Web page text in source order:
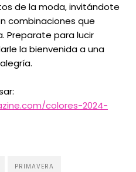
de la moda, invitándote
combinaciones que
Preparate para lucir
la bienvenida a una
colores-2024-
PRIMAVERA